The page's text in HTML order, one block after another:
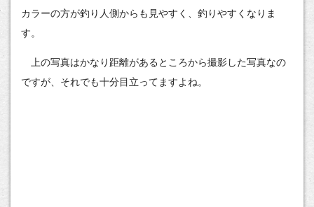
カラーの方が釣り人側からも見やすく、釣りやすくなりま
す。
上の写真はかなり距離があるところから撮影した写真なの
ですが、それでも十分目立ってますよね。